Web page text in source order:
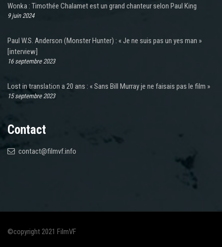
Wonka : Timothée Chalamet est un grand chanteur selon Paul King
9 juin 2024
Paul W.S. Anderson (Monster Hunter) : « Je ne suis pas un yes man »
[interview]
16 septembre 2023
Lost in translation a 20 ans : « Sans Bill Murray je ne faisais pas le film »
15 septembre 2023
Contact
contact@filmvf.info
©copyright 2021 FilmVF